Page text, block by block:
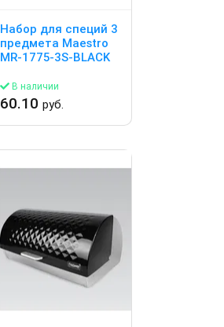
Набор для специй 3
предмета Maestro
MR-1775-3S-BLACK
В наличии
60.10руб.